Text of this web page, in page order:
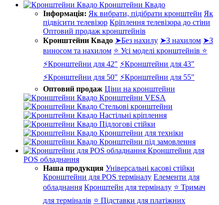
Кронштейни Квадо
Інформація: Як вибрати, підібрати кронштейн Як
підвісити телевізор Кріплення телевізора до стіни
Оптовий продаж кронштейнів
Кронштейни Квадо ➤Без нахилу ➤З нахилом ➤З
виносом та нахилом ⭐ Усі моделі кронштейнів ⭐
⚡Кронштейни для 42" ⚡Кронштейни для 43"
⚡Кронштейни для 50" ⚡Кронштейни для 55"
Оптовий продаж Ціни на кронштейни
Кронштейни VESA
Стельові кронштейни
Настільні кріплення
Підлогові стійки
Кронштейни для техніки
Кронштейни під замовлення
Кронштейни для
POS обладнання
Наша продукция Універсальні касові стійки
Кронштейни для POS терміналу Елементи для
обладнання Кронштейн для терміналу ⭐ Тримач
для терміналів ⭐ Підставки для платіжних